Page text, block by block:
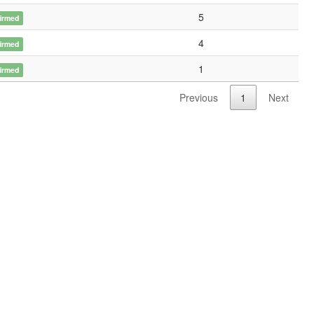
5
4
1
Previous 1 Next